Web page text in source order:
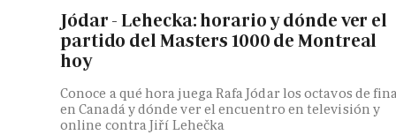
Jódar - Lehecka: horario y dónde ver el
partido del Masters 1000 de Montreal
hoy
Conoce a qué hora juega Rafa Jódar los octavos de
en Canadá y dónde ver el encuentro en televisión y
online contra Jiří Lehečka